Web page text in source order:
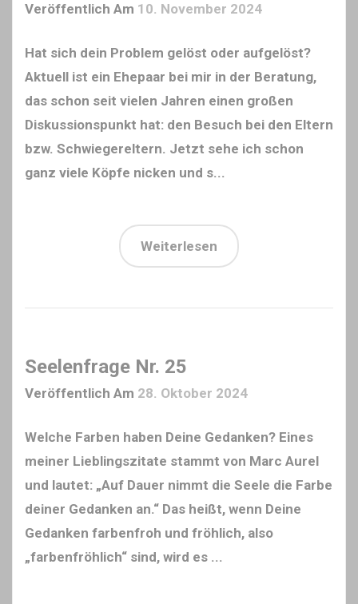
Veröffentlich Am 10. November 2024
Hat sich dein Problem gelöst oder aufgelöst?
Aktuell ist ein Ehepaar bei mir in der Beratung,
das schon seit vielen Jahren einen großen
Diskussionspunkt hat: den Besuch bei den Eltern
bzw. Schwiegereltern. Jetzt sehe ich schon
ganz viele Köpfe nicken und s...
Weiterlesen
Seelenfrage Nr. 25
Veröffentlich Am 28. Oktober 2024
Welche Farben haben Deine Gedanken? Eines
meiner Lieblingszitate stammt von Marc Aurel
und lautet: „Auf Dauer nimmt die Seele die Farbe
deiner Gedanken an.“ Das heißt, wenn Deine
Gedanken farbenfroh und fröhlich, also
„farbenfröhlich“ sind, wird es ...